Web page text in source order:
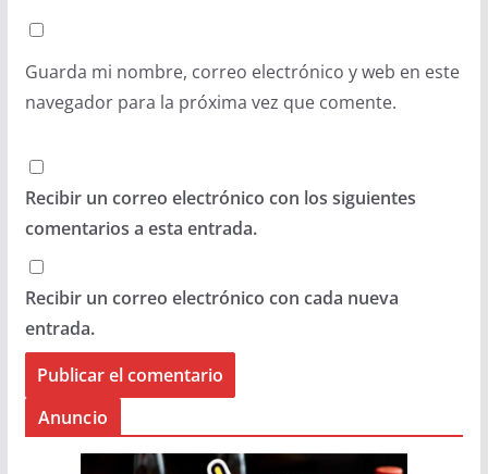
Guarda mi nombre, correo electrónico y web en este
navegador para la próxima vez que comente.
Recibir un correo electrónico con los siguientes
comentarios a esta entrada.
Recibir un correo electrónico con cada nueva
entrada.
Anuncio